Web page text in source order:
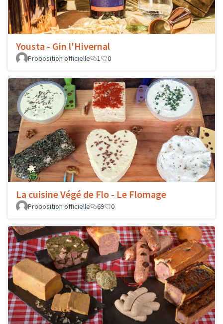
Yousta - Gin l'Hivernal
Proposition officielle 1 0
La cuisine Végé de Flo - Le Flomage
Proposition officielle 69 0